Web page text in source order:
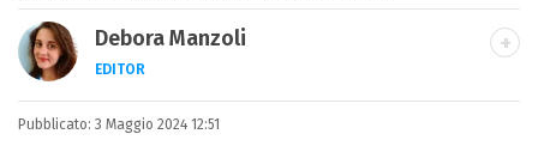
Debora Manzoli
EDITOR
LINKEDIN
INSTAGRAM FACEBOOK SITO
Scrittrice, copywriter, editor e pubblicista
Pubblicato: 3 Maggio 2024 12:51